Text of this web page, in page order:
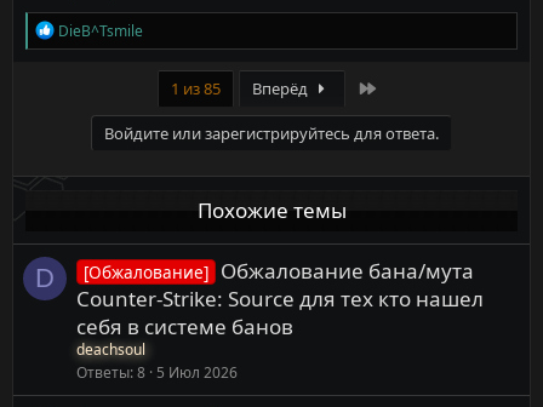
Р
е
DieB^Tsmile
1 из 85 Вперёд
Войдите или зарегистрируйтесь для ответа.
Похожие темы
D [Обжалование] Обжалование бана/мута
Counter-Strike: Source для тех кто нашел
себя в системе банов
deachsoul
Ответы 8 5 Июл 2026